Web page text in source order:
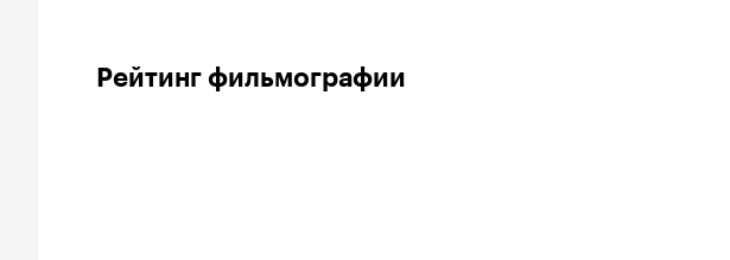
Рейтинг фильмографии